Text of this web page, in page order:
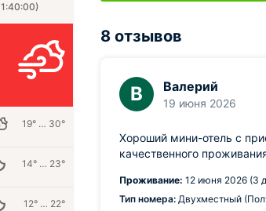
8 отзывов
В Валерий
19 июня 2026
Хороший мини-отель с
качественного
Проживание: 12 июня 2026 (3
Тип номера: Двухместный
1:40:01)
19° … 30°
14° … 23°
12° … 22°